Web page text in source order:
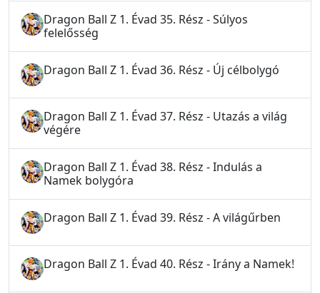
Dragon Ball Z 1. Évad 35. Rész - Súlyos
felelősség
Dragon Ball Z 1. Évad 36. Rész - Új célbolygó
Dragon Ball Z 1. Évad 37. Rész - Utazás a világ
végére
Dragon Ball Z 1. Évad 38. Rész - Indulás a
Namek bolygóra
Dragon Ball Z 1. Évad 39. Rész - A világűrben
Dragon Ball Z 1. Évad 40. Rész - Irány a Namek!